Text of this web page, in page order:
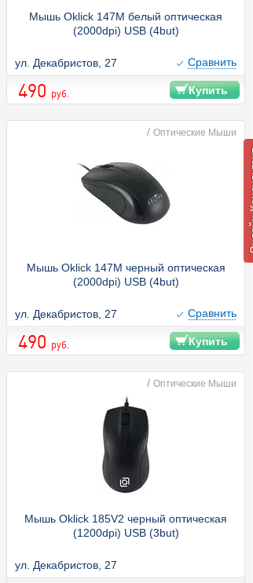
Мышь Oklick 147M белый оптическая
(2000dpi) USB (4but)
ул. Декабристов, 27 Cравнить
490 руб. Купить
/ Оптические Мыши
Мышь Oklick 147M черный оптическая
(2000dpi) USB (4but)
ул. Декабристов, 27 Cравнить
490 руб. Купить
/ Оптические Мыши
Мышь Oklick 185V2 черный оптическая
(1200dpi) USB (3but)
ул. Декабристов, 27